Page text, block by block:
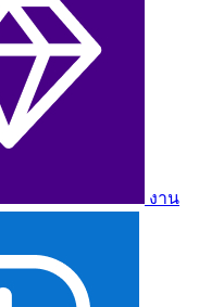
งาน